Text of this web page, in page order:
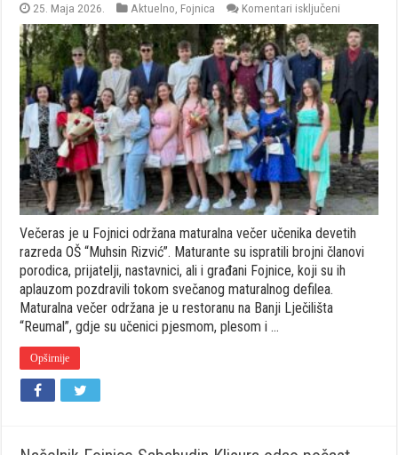
25. Maja 2026. Aktuelno, Fojnica Komentari isključeni
Fojnica:
Maturanti
OŠ
“Muhsin
Rizvić”
svečanim
defileom
obilježili
kraj
osnovnog
školovanja
Večeras je u Fojnici održana maturalna večer učenika devetih
razreda OŠ “Muhsin Rizvić”. Maturante su ispratili brojni članovi
porodica, prijatelji, nastavnici, ali i građani Fojnice, koji su ih
aplauzom pozdravili tokom svečanog maturalnog defilea.
Maturalna večer održana je u restoranu na Banji Lječilišta
“Reumal”, gdje su učenici pjesmom, plesom i …
Opširnije